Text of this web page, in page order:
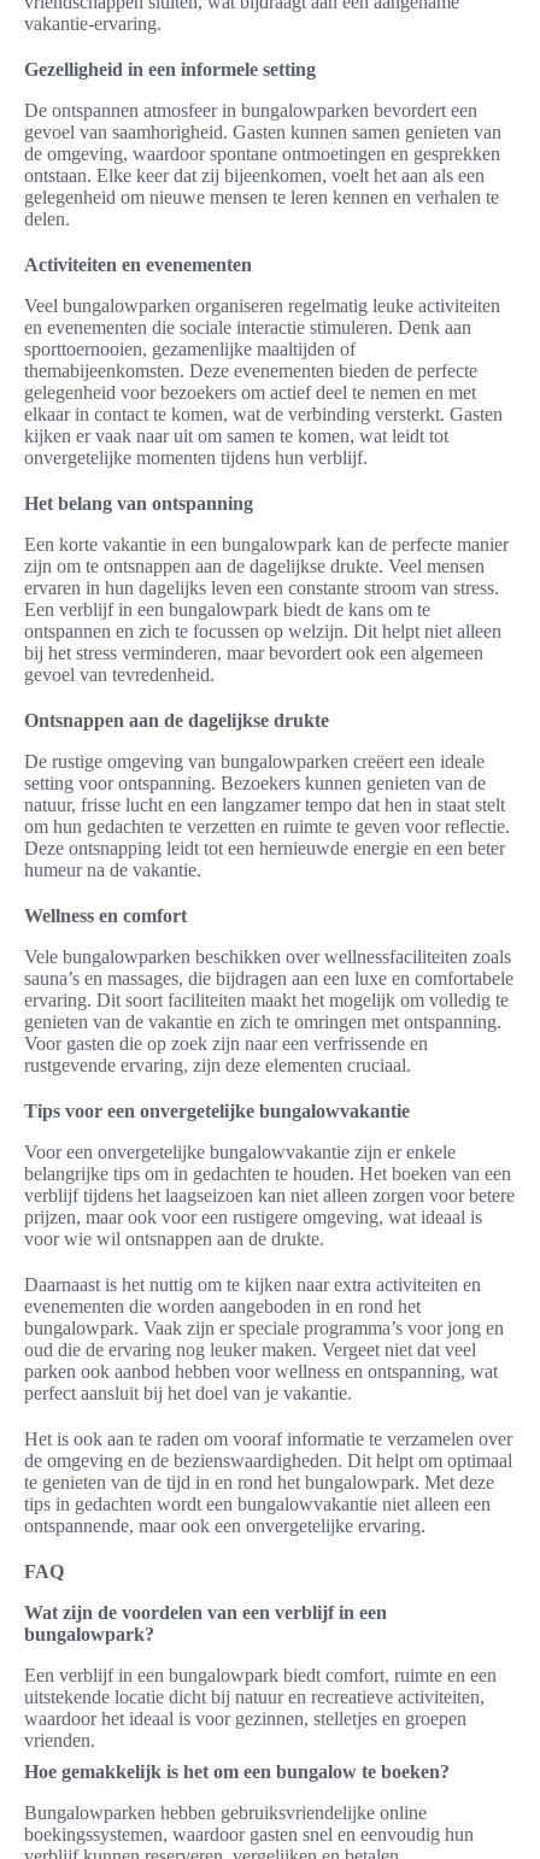
vakantie-ervaring.
Gezelligheid in een informele setting
De ontspannen atmosfeer in bungalowparken bevordert een
gevoel van saamhorigheid. Gasten kunnen samen genieten van
de omgeving, waardoor spontane ontmoetingen en gesprekken
ontstaan. Elke keer dat zij bijeenkomen, voelt het aan als een
gelegenheid om nieuwe mensen te leren kennen en verhalen te
delen.
Activiteiten en evenementen
Veel bungalowparken organiseren regelmatig leuke activiteiten
en evenementen die sociale interactie stimuleren. Denk aan
sporttoernooien, gezamenlijke maaltijden of
themabijeenkomsten. Deze evenementen bieden de perfecte
gelegenheid voor bezoekers om actief deel te nemen en met
elkaar in contact te komen, wat de verbinding versterkt. Gasten
kijken er vaak naar uit om samen te komen, wat leidt tot
onvergetelijke momenten tijdens hun verblijf.
Het belang van ontspanning
Een korte vakantie in een bungalowpark kan de perfecte manier
zijn om te ontsnappen aan de dagelijkse drukte. Veel mensen
ervaren in hun dagelijks leven een constante stroom van stress.
Een verblijf in een bungalowpark biedt de kans om te
ontspannen en zich te focussen op welzijn. Dit helpt niet alleen
bij het stress verminderen, maar bevordert ook een algemeen
gevoel van tevredenheid.
Ontsnappen aan de dagelijkse drukte
De rustige omgeving van bungalowparken creëert een ideale
setting voor ontspanning. Bezoekers kunnen genieten van de
natuur, frisse lucht en een langzamer tempo dat hen in staat stelt
om hun gedachten te verzetten en ruimte te geven voor reflectie.
Deze ontsnapping leidt tot een hernieuwde energie en een beter
humeur na de vakantie.
Wellness en comfort
Vele bungalowparken beschikken over wellnessfaciliteiten zoals
sauna’s en massages, die bijdragen aan een luxe en comfortabele
ervaring. Dit soort faciliteiten maakt het mogelijk om volledig te
genieten van de vakantie en zich te omringen met ontspanning.
Voor gasten die op zoek zijn naar een verfrissende en
rustgevende ervaring, zijn deze elementen cruciaal.
Tips voor een onvergetelijke bungalowvakantie
Voor een onvergetelijke bungalowvakantie zijn er enkele
belangrijke tips om in gedachten te houden. Het boeken van een
verblijf tijdens het laagseizoen kan niet alleen zorgen voor betere
prijzen, maar ook voor een rustigere omgeving, wat ideaal is
voor wie wil ontsnappen aan de drukte.
Daarnaast is het nuttig om te kijken naar extra activiteiten en
evenementen die worden aangeboden in en rond het
bungalowpark. Vaak zijn er speciale programma’s voor jong en
oud die de ervaring nog leuker maken. Vergeet niet dat veel
parken ook aanbod hebben voor wellness en ontspanning, wat
perfect aansluit bij het doel van je vakantie.
Het is ook aan te raden om vooraf informatie te verzamelen over
de omgeving en de bezienswaardigheden. Dit helpt om optimaal
te genieten van de tijd in en rond het bungalowpark. Met deze
tips in gedachten wordt een bungalowvakantie niet alleen een
ontspannende, maar ook een onvergetelijke ervaring.
FAQ
Wat zijn de voordelen van een verblijf in een
bungalowpark?
Een verblijf in een bungalowpark biedt comfort, ruimte en een
uitstekende locatie dicht bij natuur en recreatieve activiteiten,
waardoor het ideaal is voor gezinnen, stelletjes en groepen
vrienden.
Hoe gemakkelijk is het om een bungalow te boeken?
Bungalowparken hebben gebruiksvriendelijke online
boekingssystemen, waardoor gasten snel en eenvoudig hun